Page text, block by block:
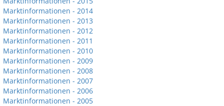
Marktinformationen - 2014
Marktinformationen - 2013
Marktinformationen - 2012
Marktinformationen - 2011
Marktinformationen - 2010
Marktinformationen - 2009
Marktinformationen - 2008
Marktinformationen - 2007
Marktinformationen - 2006
Marktinformationen - 2005